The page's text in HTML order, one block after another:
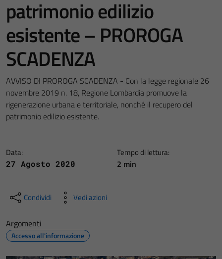
patrimonio edilizio
esistente – PROROGA
SCADENZA
AVVISO DI PROROGA SCADENZA - Con la legge regionale 26
novembre 2019 n. 18, Regione Lombardia promuove la
rigenerazione urbana e territoriale, nonché il recupero del
patrimonio edilizio esistente.
Data:
27 Agosto 2020
Tempo di lettura:
2 min
Condividi Vedi azioni
Argomenti
Accesso all'informazione